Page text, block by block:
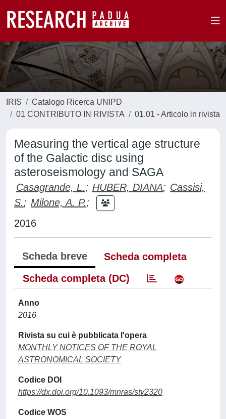
IRIS
Catalogo Ricerca UNIPD
01 CONTRIBUTO IN RIVISTA
01.01 - Articolo in rivista
Measuring the vertical age structure
of the Galactic disc using
asteroseismology and SAGA
Casagrande, L.; HUBER, DIANA; Cassisi,
S.; Milone, A. P.;
2016
Scheda breve
Scheda completa
Scheda completa (DC)
Anno
2016
Rivista su cui è pubblicata l'opera
MONTHLY NOTICES OF THE ROYAL
ASTRONOMICAL SOCIETY
Codice DOI
https://dx.doi.org/10.1093/mnras/stv2320
Codice WOS